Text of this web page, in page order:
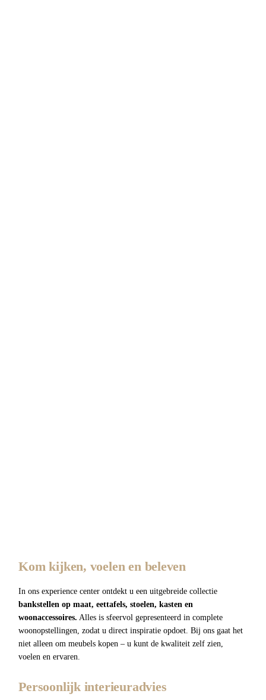
Kom kijken, voelen en beleven
In ons experience center ontdekt u een uitgebreide collectie
bankstellen op maat, eettafels, stoelen, kasten en
woonaccessoires. Alles is sfeervol gepresenteerd in complete
woonopstellingen, zodat u direct inspiratie opdoet. Bij ons gaat het
niet alleen om meubels kopen – u kunt de kwaliteit zelf zien,
voelen en ervaren.
Persoonlijk interieuradvies